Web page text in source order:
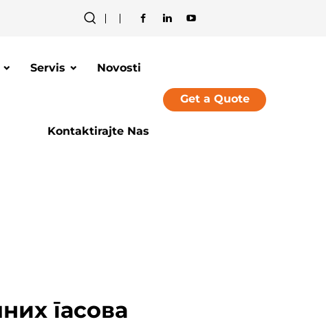
Servis Novosti
Kontaktirajte Nas
Get a Quote
гасова